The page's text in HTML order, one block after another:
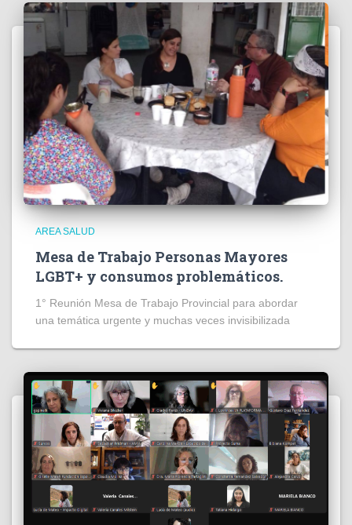
AREA SALUD
Mesa de Trabajo Personas Mayores
LGBT+ y consumos problemáticos.
1° Reunión Mesa de Trabajo Provincial para abordar
una temática urgente y muchas veces invisibilizada